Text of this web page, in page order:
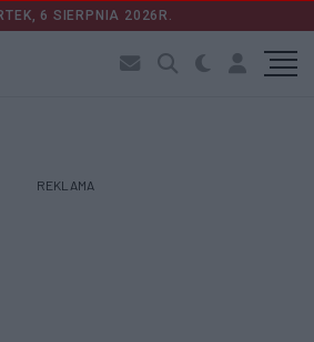
6 SIERPNIA 2026R.
REKLAMA